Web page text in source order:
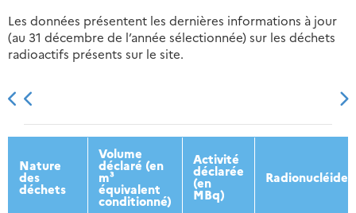
Les données présentent les dernières informations à jour
(au 31 décembre de l’année sélectionnée) sur les déchets
radioactifs présents sur le site.
2013 2014 2015 2016
Nature
des
déchets
Volume
déclaré (en
m³
équivalent
conditionné)
Activité
déclarée
(en
MBq)
Radionucléides